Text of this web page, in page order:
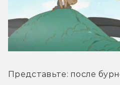
Представьте: после